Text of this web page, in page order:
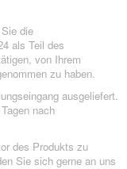
die
als Teil des
von Ihrem
zu haben.
ausgeliefert.
nach
des Produkts zu
Sie sich gerne an uns